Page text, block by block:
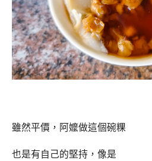
雖然平價，阿嬤做這個碗粿
也是有自己的堅持，像是